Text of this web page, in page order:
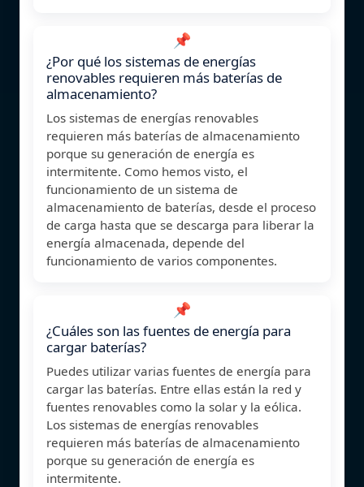
📌
¿Por qué los sistemas de energías
renovables requieren más baterías de
almacenamiento?
Los sistemas de energías renovables
requieren más baterías de almacenamiento
porque su generación de energía es
intermitente. Como hemos visto, el
funcionamiento de un sistema de
almacenamiento de baterías, desde el proceso
de carga hasta que se descarga para liberar la
energía almacenada, depende del
funcionamiento de varios componentes.
📌
¿Cuáles son las fuentes de energía para
cargar baterías?
Puedes utilizar varias fuentes de energía para
cargar las baterías. Entre ellas están la red y
fuentes renovables como la solar y la eólica.
Los sistemas de energías renovables
requieren más baterías de almacenamiento
porque su generación de energía es
intermitente.